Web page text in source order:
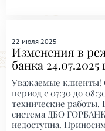
22 июля 2025
Изменения в
банка 24.07.2025
Уважаемые клиенты!
период с 07:30 до
технические работы.
система ДБО
недоступна.